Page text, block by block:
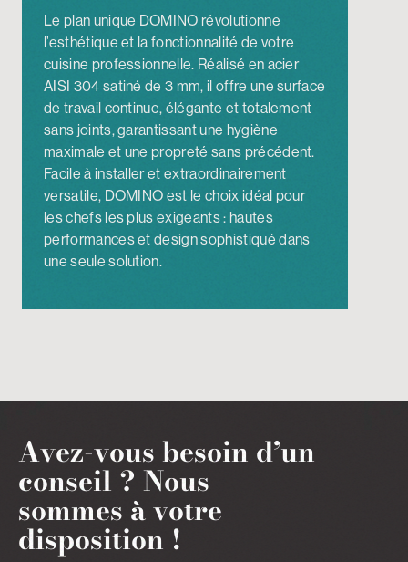
Le plan unique DOMINO révolutionne
l’esthétique et la fonctionnalité de votre
cuisine professionnelle. Réalisé en acier
AISI 304 satiné de 3 mm, il offre une surface
de travail continue, élégante et totalement
sans joints, garantissant une hygiène
maximale et une propreté sans précédent.
Facile à installer et extraordinairement
versatile, DOMINO est le choix idéal pour
les chefs les plus exigeants : hautes
performances et design sophistiqué dans
une seule solution.
Avez-vous besoin d’un
conseil ? Nous
sommes à votre
disposition !